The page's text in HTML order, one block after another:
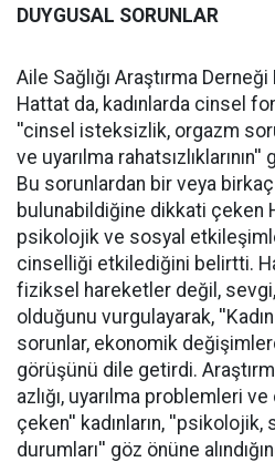
DUYGUSAL SORUNLAR
Aile Sağlığı Araştırma
Hattat da, kadınlarda cinsel
''cinsel isteksizlik, orgazm
ve uyarılma
Bu sorunlardan bir veya
bulunabildiğine dikkati çeken
psikolojik ve sosyal
cinselliği etkilediğini belirtti.
fiziksel hareketler değil,
olduğunu vurgulayarak,
sorunlar, ekonomik
görüşünü dile getirdi.
azlığı, uyarılma problemleri ve
çeken'' kadınların, ''psikolojik,
durumları'' göz önüne